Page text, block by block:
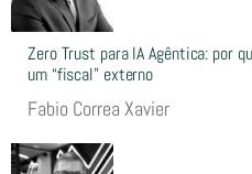
Zero Trust para IA Agêntica: por
um “fiscal” externo
Fabio Correa Xavier